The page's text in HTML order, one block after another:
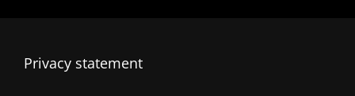
Privacy statement